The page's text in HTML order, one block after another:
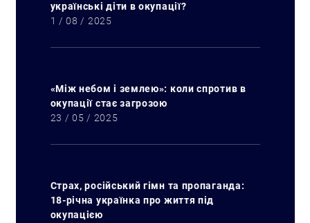
українські діти в окупації?
1 / 08 / 2025
«Між небом і землею»: коли спротив в
окупації стає загрозою
23 / 05 / 2025
Страх, російський гімн та пропаганда:
18-річна українка про життя під
окупацією